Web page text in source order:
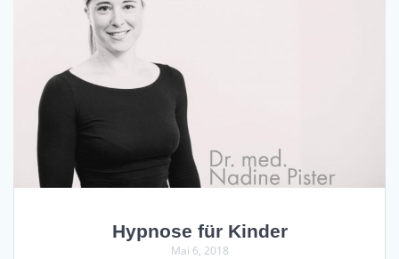
Hypnose für Kinder
Mai 6, 2018